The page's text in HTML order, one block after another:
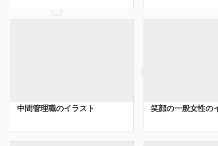
中間管理職のイラスト 笑顔の一般女性の